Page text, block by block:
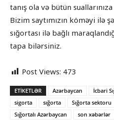
tanış ola və bütün
Bizim saytımızın köməyi ilə
sığortası ilə bağlı
tapa bilərsiniz.
Post Views: 473
ETIKETLƏR Azərbaycan İcbari
sigorta
sığorta Sığorta sektoru
Sığortalı Azərbaycan
son xəbərlər